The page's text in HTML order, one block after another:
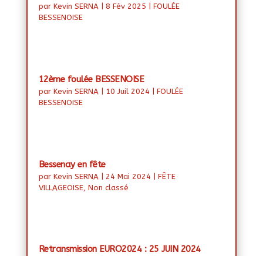
par Kevin SERNA| 8 Fév 2025
FOULÉE
BESSENOISE
12ème foulée BESSENOISE
par Kevin SERNA 10 Juil 2024
FOULÉE
BESSENOISE
Bessenay en fête
par Kevin SERNA | 24 Mai 2024 | FÊTE
VILLAGEOISE, Non classé
Retransmission EURO2024 : 25 JUIN 2024